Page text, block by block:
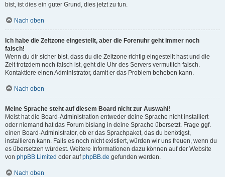
bist, ist dies ein guter Grund, dies jetzt zu tun.
Nach oben
Ich habe die Zeitzone eingestellt, aber die Forenuhr geht immer noch
falsch!
Wenn du dir sicher bist, dass du die Zeitzone richtig eingestellt hast und die
Zeit trotzdem noch falsch ist, geht die Uhr des Servers vermutlich falsch.
Kontaktiere einen Administrator, damit er das Problem beheben kann.
Nach oben
Meine Sprache steht auf diesem Board nicht zur Auswahl!
Meist hat die Board-Administration entweder deine Sprache nicht installiert
oder niemand hat das Forum bislang in deine Sprache übersetzt. Frage ggf.
einen Board-Administrator, ob er das Sprachpaket, das du benötigst,
installieren kann. Falls es noch nicht existiert, würden wir uns freuen, wenn du
es übersetzen würdest. Weitere Informationen dazu können auf der Website
von phpBB Limited oder aufphpBB.de gefunden werden.
Nach oben